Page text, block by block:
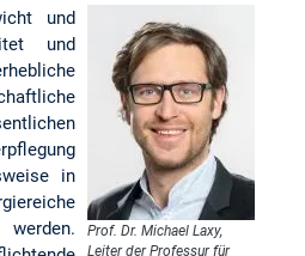
Prof. Dr. Michael Laxy,
Leiter der Professur für
und
und
in